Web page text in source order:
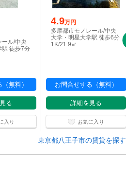
ール/中央
駅 徒歩7分
無料）
る
入り
4.9万円
多摩都市モノレール/中央
大学・明星大学駅 徒歩6分
1K/21.9㎡
お問合せする（無料）
詳細を見る
お気に入り
東京都八王子市の賃貸を探す